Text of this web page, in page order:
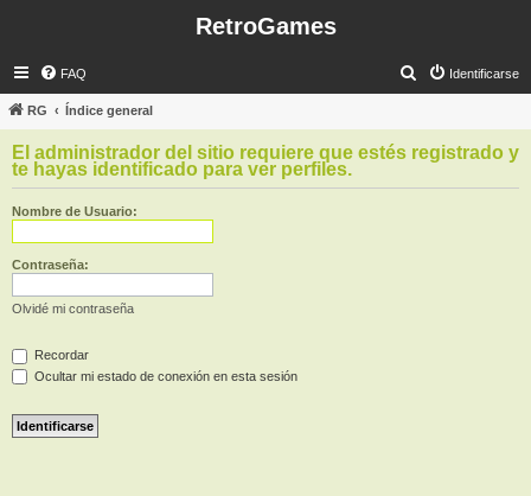
RetroGames
FAQ Identificarse
s
c
a
RG Índice general
El administrador del sitio requiere que estés registrado y
te hayas identificado para ver perfiles.
Nombre de Usuario:
Contraseña:
Olvidé mi contraseña
Recordar
Ocultar mi estado de conexión en esta sesión